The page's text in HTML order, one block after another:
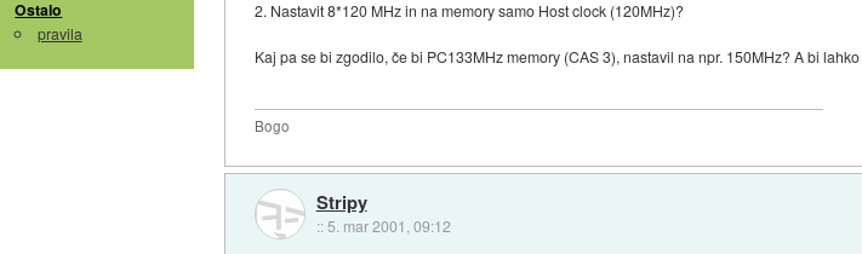
Ostalo
pravila
2. Nastavit 8*120 MHz in na memory samo Host clock (120MHz)?
Kaj pa se bi zgodilo, če bi PC133MHz memory (CAS 3), nastavil na npr. 150MHz? A bi
Bogo
Stripy
:: 5. mar 2001, 09:12